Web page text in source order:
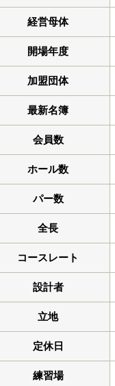
経営母体
開場年度
加盟団体
最新名簿
会員数
ホール数
パー数
全長
コースレート
設計者
立地
定休日
練習場